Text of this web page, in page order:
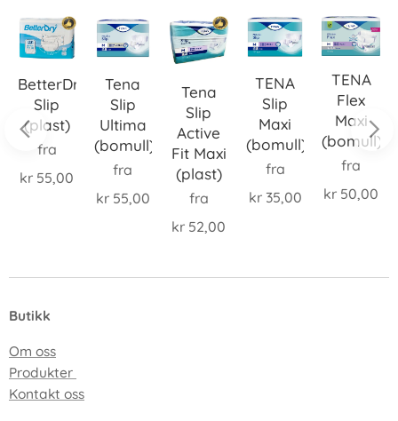
BetterDry
Slip
(plast)
fra
kr 55,00
Tena
Slip
Ultima
(bomull)
fra
kr 55,00
Tena
Slip
Active
Fit Maxi
(plast)
fra
kr 52,00
TENA
Slip
Maxi
(bomull)
fra
kr 35,00
TENA
Flex
Maxi
(bomull)
fra
kr 50,00
Butikk
Om oss
Produkter
Kontakt oss